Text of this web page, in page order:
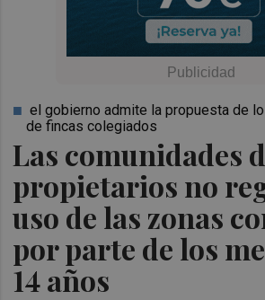
Las comunidades
propietarios no
uso de las zonas
por parte de los
14 años
el gobierno admite la propuesta de
de fincas colegiados